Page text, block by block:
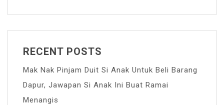
RECENT POSTS
Mak Nak Pinjam Duit Si Anak Untuk Beli Barang
Dapur, Jawapan Si Anak Ini Buat Ramai
Menangis